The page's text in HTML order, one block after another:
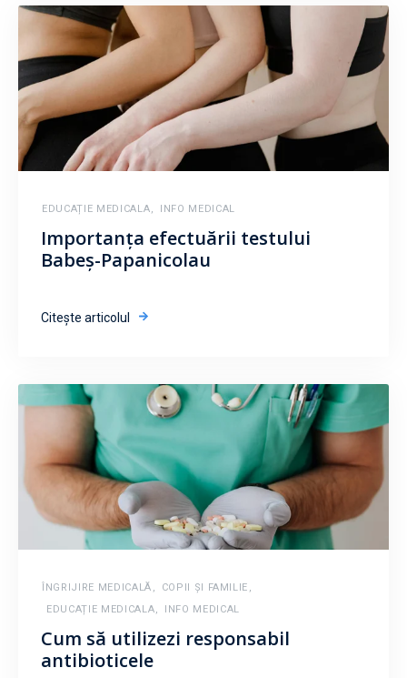
EDUCAȚIE MEDICALA, INFO MEDICAL
Importanța efectuării testului
Babeș-Papanicolau
Citește articolul
ÎNGRIJIRE MEDICALĂ , COPII ȘI FAMILIE ,
EDUCAȚIE MEDICALA, INFO MEDICAL
Cum să utilizezi responsabil
antibioticele